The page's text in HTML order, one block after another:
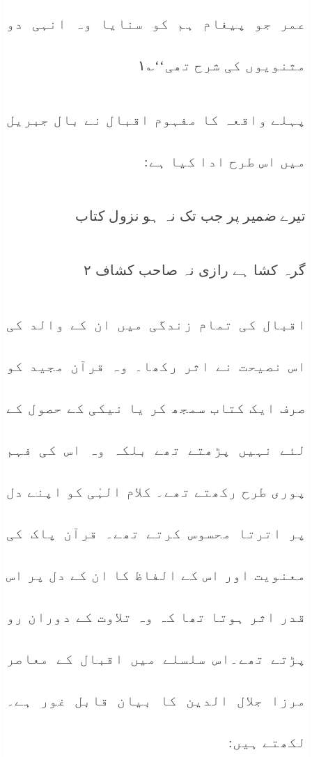
عمر جو پیغام ہم کو سنایا وہ انہی دو
مثنویوں کی شرح تھی‘‘؎۱
پہلے واقعہ کا مفہوم اقبال نے بال جبریل
میں اس طرح ادا کیا ہے:
تیرے ضمیر پر جب تک نہ ہو نزول کتاب
گرہ کشا ہے رازی نہ صاحب کشاف ۲
اقبال کی تمام زندگی میں ان کے والد کی
اس نصیحت نے اثر رکھا۔ وہ قرآن مجید کو
صرف ایک کتاب سمجھ کر یا نیکی کے حصول کے
لئے نہیں پڑھتے تھے بلکہ وہ اس کی فہم
پوری طرح رکھتے تھے۔ کلام الہٰی کو اپنے دل
پر اترتا محسوس کرتے تھے۔ قرآن پاک کی
معنویت اور اس کے الفاظ کا ان کے دل پر اس
قدر اثر ہوتا تھا کہ وہ تلاوت کے دوران رو
پڑتے تھے۔اس سلسلے میں اقبال کے معاصر
مرزا جلال الدین کا بیان قابل غور ہے۔
لکھتے ہیں: